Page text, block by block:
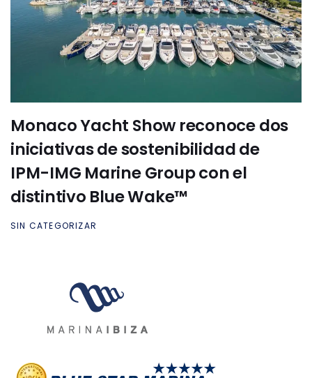
Monaco Yacht Show reconoce dos
iniciativas de sostenibilidad de
IPM-IMG Marine Group con el
distintivo Blue Wake™
SIN CATEGORIZAR